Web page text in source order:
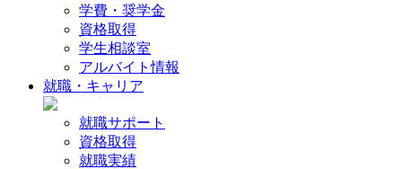
学費・奨学金
資格取得
学生相談室
アルバイト情報
就職・キャリア
就職サポート
資格取得
就職実績